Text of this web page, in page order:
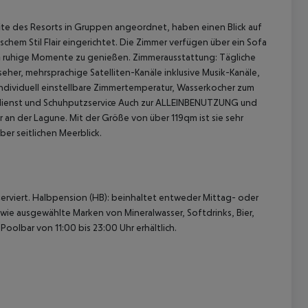
des Resorts in Gruppen angeordnet, haben einen Blick auf
Stil Flair eingerichtet. Die Zimmer verfügen über ein Sofa
Momente zu genießen. Zimmerausstattung: Tägliche
mehrsprachige Satelliten-Kanäle inklusive Musik-Kanäle,
einstellbare Zimmertemperatur, Wasserkocher zum
und Schuhputzservice Auch zur ALLEINBENUTZUNG und
der Lagune. Mit der Größe von über 119qm ist sie sehr
seitlichen Meerblick.
Halbpension (HB): beinhaltet entweder Mittag- oder
ausgewählte Marken von Mineralwasser, Softdrinks, Bier,
von 11:00 bis 23:00 Uhr erhältlich.